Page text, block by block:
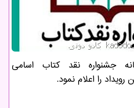
جشنواره نقد كتاب اسامی